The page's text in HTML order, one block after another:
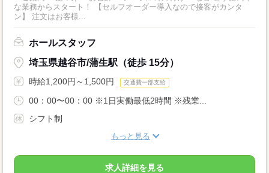
な業務からスタート！ 【セルフオーダー導入なので接客がカンタ
ン】 注文はお客様...
ホールスタッフ
埼玉県越谷市/蒲生駅（徒歩 15分）
時給1,200円～1,500円 交通費一部支給
00：00〜00：00 ※1日実働最低2時間 ※残業...
シフト制
もっと見る
求人詳細を見る